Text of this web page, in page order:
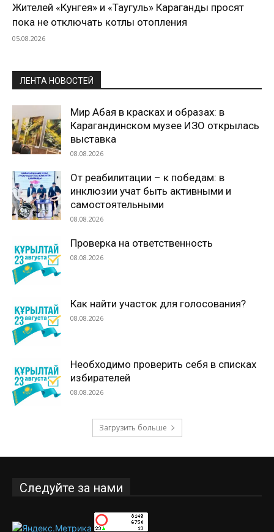
Жителей «Кунгея» и «Таугуль» Караганды просят
пока не отключать котлы отопления
05.08.2026
ЛЕНТА НОВОСТЕЙ
Мир Абая в красках и образах: в
Карагандинском музее ИЗО открылась
выставка
08.08.2026
От реабилитации – к победам: в
инклюзии учат быть активными и
самостоятельными
08.08.2026
Проверка на ответственность
08.08.2026
Как найти участок для голосования?
08.08.2026
Необходимо проверить себя в списках
избирателей
08.08.2026
Загрузить больше
Следуйте за нами